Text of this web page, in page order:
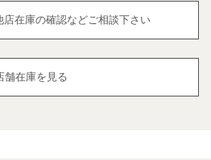
店在庫の確認などご相談下さい
舗在庫を見る